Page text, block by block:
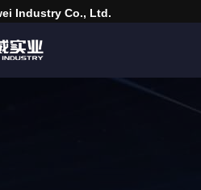
Industry Co., Ltd.